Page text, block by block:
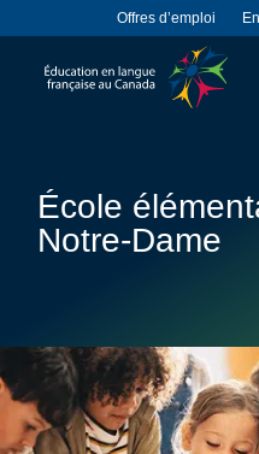
Offres d’emploi
École
Notre-Dame